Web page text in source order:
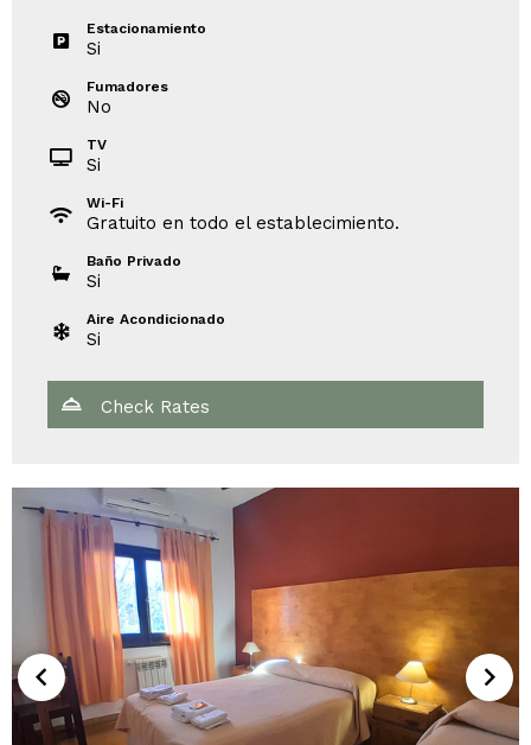
Estacionamiento
Si
Fumadores
No
TV
Si
Wi-Fi
Gratuito en todo el establecimiento.
Baño Privado
Si
Aire Acondicionado
Si
Check Rates